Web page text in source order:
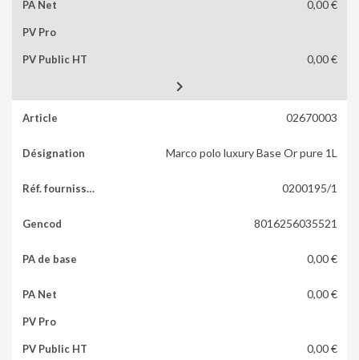
0,00 €
0,00 €

02670003
Marco polo luxury Base Or pure 1L
0200195/1
8016256035521
0,00 €
0,00 €
0,00 €